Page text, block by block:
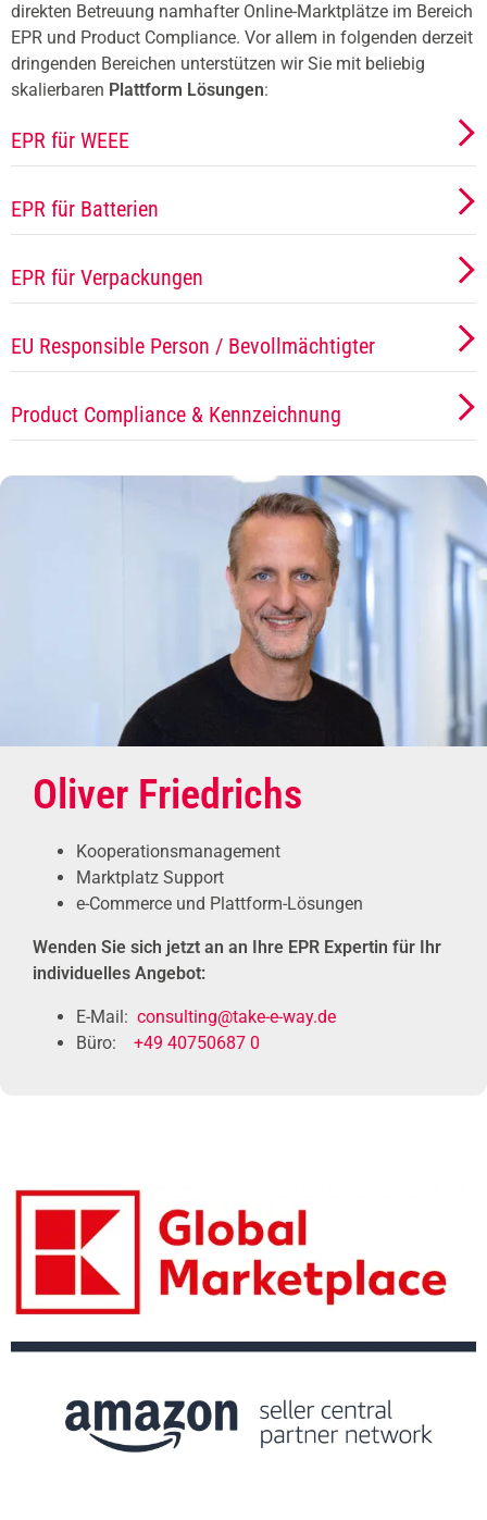
direkten Betreuung namhafter Online-Marktplätze im Bereich
EPR und Product Compliance. Vor allem in folgenden derzeit
dringenden Bereichen unterstützen wir Sie mit beliebig
skalierbaren Plattform Lösungen:
EPR für WEEE
EPR für Batterien
EPR für Verpackungen
EU Responsible Person / Bevollmächtigter
Product Compliance & Kennzeichnung
Oliver Friedrichs
Kooperationsmanagement
Marktplatz Support
e-Commerce und Plattform-Lösungen
Wenden Sie sich jetzt an an Ihre EPR Expertin für Ihr
individuelles Angebot:
E-Mail: consulting@take-e-way.de
Büro: +49 40750687 0